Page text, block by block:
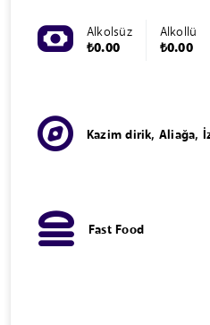
Alkolsüz
₺0.00
Alkollü
₺0.00
Kazim dirik, Aliağa,
Fast Food